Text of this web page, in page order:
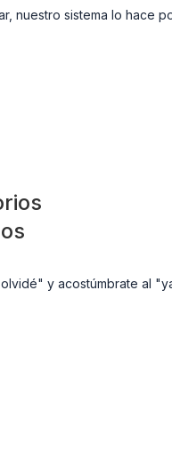
nuestro sistema lo hace
y acostúmbrate al